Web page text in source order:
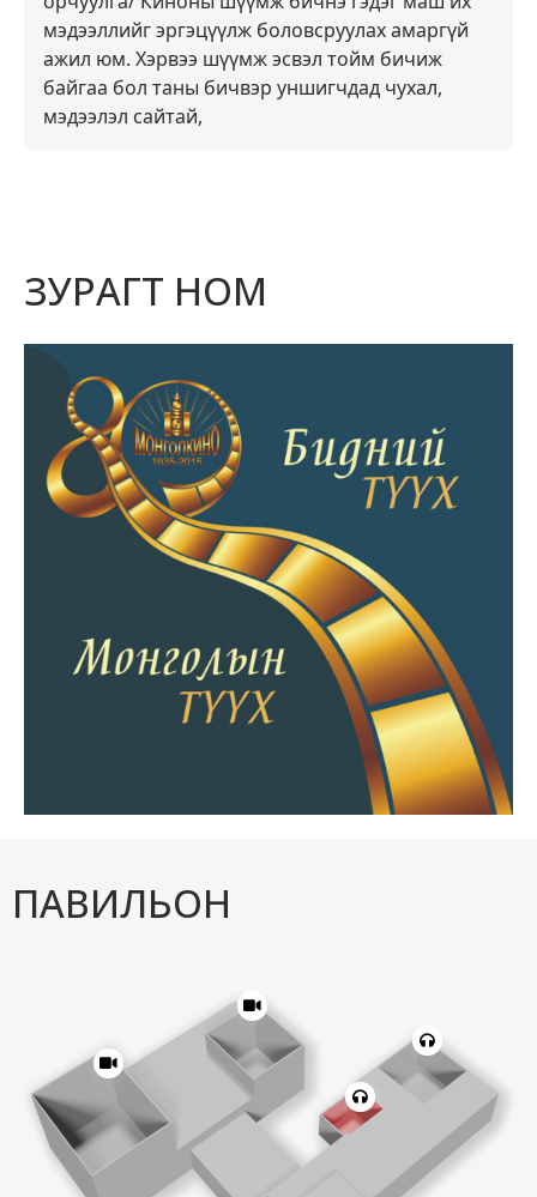
мэдээллийг эргэцүүлж боловсруулах амаргүй
ажил юм. Хэрвээ шүүмж эсвэл тойм бичиж
байгаа бол таны бичвэр уншигчдад чухал,
мэдээлэл сайтай,
ЗУРАГТ НОМ
ПАВИЛЬОН